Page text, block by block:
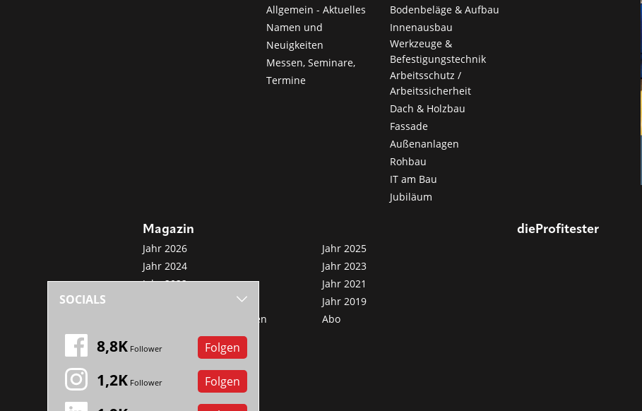
Allgemein - Aktuelles
Namen und
Neuigkeiten
Messen, Seminare,
Termine
Bodenbeläge & Aufbau
Innenausbau
Werkzeuge &
Befestigungstechnik
Arbeitsschutz /
Arbeitssicherheit
Dach & Holzbau
Fassade
Außenanlagen
Rohbau
IT am Bau
Jubiläum
Magazin
Jahr 2026
Jahr 2025
Jahr 2024
Jahr 2023
Jahr 2022
Jahr 2021
Jahr 2019
Sonderveröffentlichungen
Abo
dieProfitester
SOCIALS
8,8K Follower Folgen
1,2K Follower Folgen